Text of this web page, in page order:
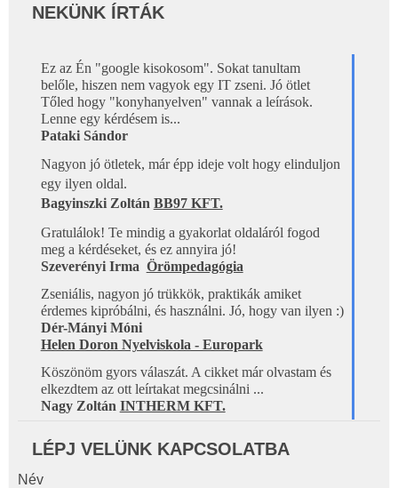
NEKÜNK ÍRTÁK
Ez az Én "google kisokosom". Sokat tanultam
belőle, hiszen nem vagyok egy IT zseni. Jó ötlet
Tőled hogy "konyhanyelven" vannak a leírások.
Lenne egy kérdésem is...
Pataki Sándor
Nagyon jó ötletek, már épp ideje volt hogy elinduljon
egy ilyen oldal.
Bagyinszki Zoltán BB97 KFT.
Gratulálok! Te mindig a gyakorlat oldaláról fogod
meg a kérdéseket, és ez annyira jó!
Szeverényi Irma Örömpedagógia
Zseniális, nagyon jó trükkök, praktikák amiket
érdemes kipróbálni, és használni. Jó, hogy van ilyen :)
Dér-Mányi Móni
Helen Doron Nyelviskola - Europark
Köszönöm gyors válaszát. A cikket már olvastam és
elkezdtem az ott leírtakat megcsinálni ...
Nagy Zoltán INTHERM KFT.
LÉPJ VELÜNK KAPCSOLATBA
Név